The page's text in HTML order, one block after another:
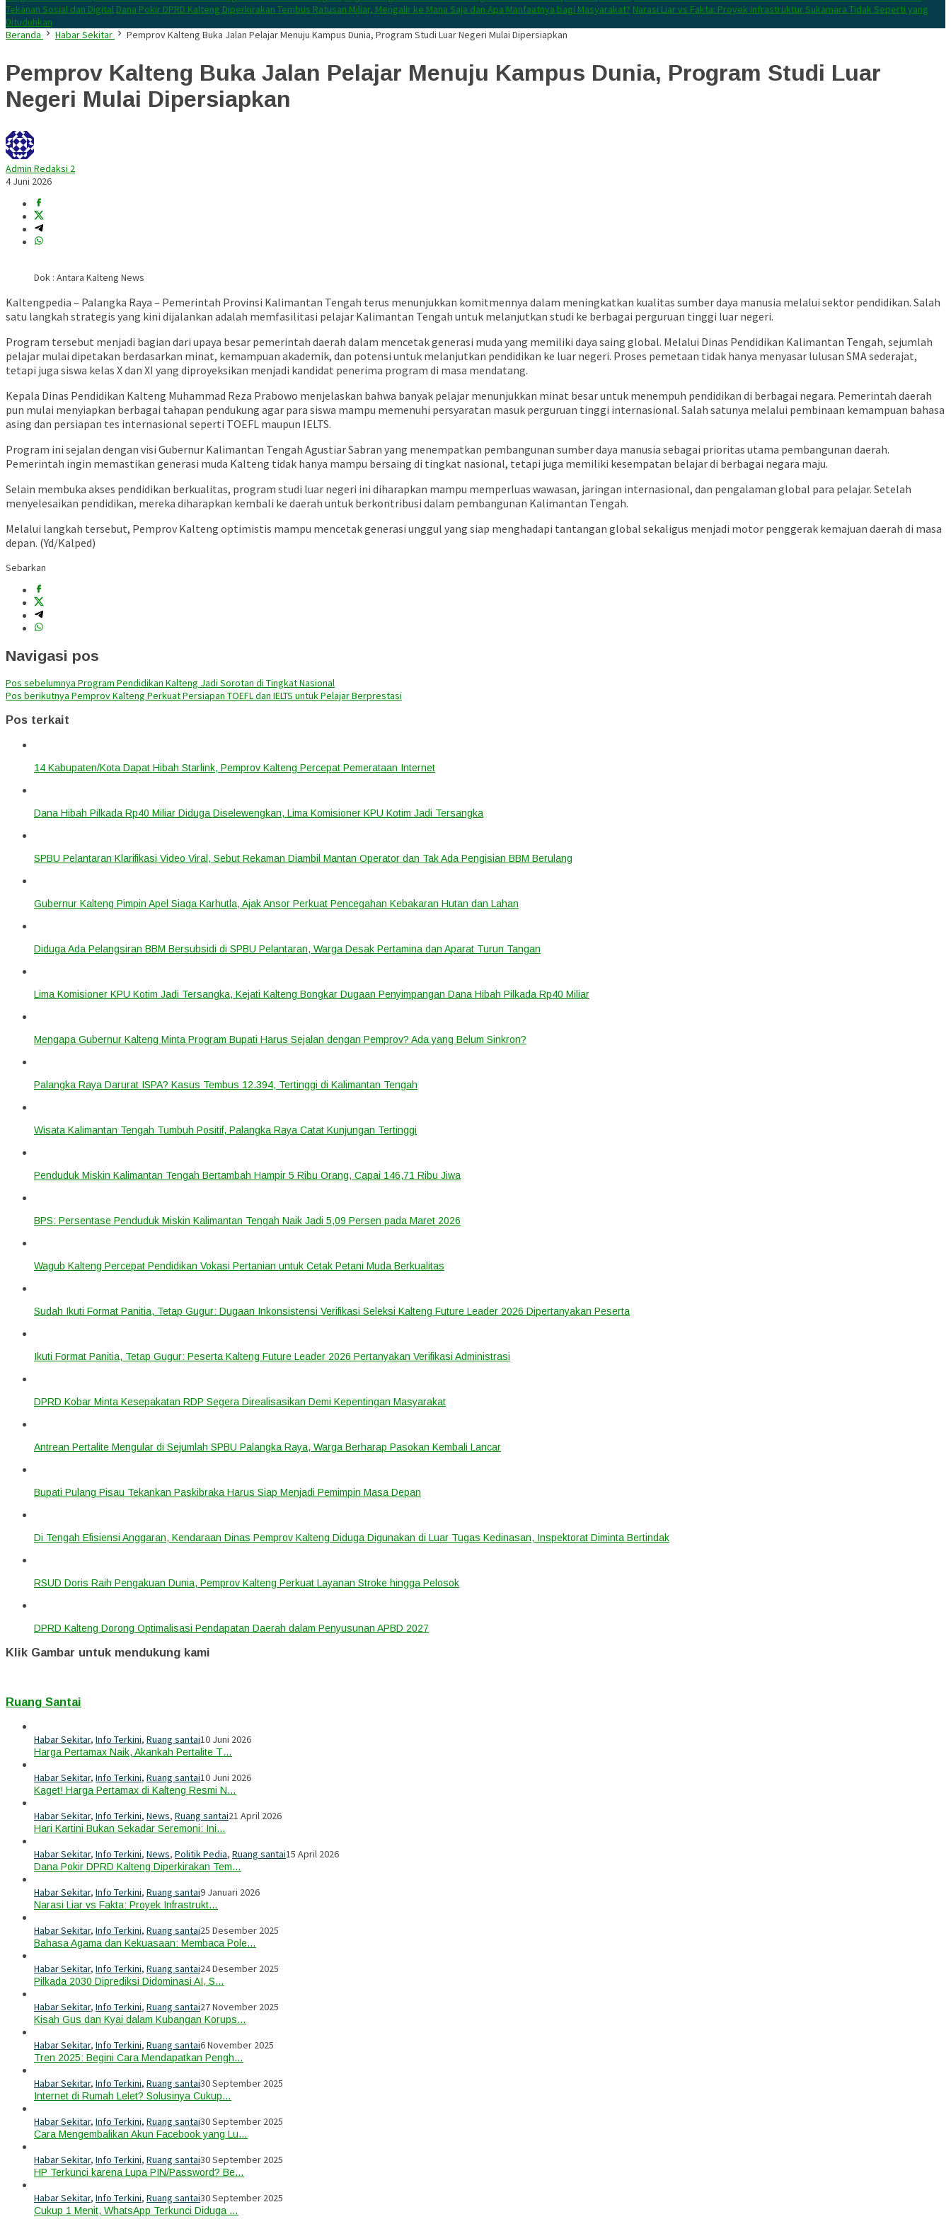
Tekanan Sosial dan Digital Dana Pokir DPRD Kalteng Diperkirakan Tembus Ratusan Miliar, Mengalir ke Mana Saja dan Apa Manfaatnya bagi Masyarakat? Narasi Liar vs Fakta: Proyek Infrastruktur Sukamara Tidak Seperti yang
Dituduhkan
Beranda
Habar Sekitar Pemprov Kalteng Buka Jalan Pelajar Menuju Kampus Dunia, Program Studi Luar Negeri Mulai Dipersiapkan
Pemprov Kalteng Buka Jalan Pelajar Menuju Kampus Dunia, Program Studi Luar
Negeri Mulai Dipersiapkan
Admin Redaksi 2
4 Juni 2026
Dok : Antara Kalteng News
Kaltengpedia – Palangka Raya – Pemerintah Provinsi Kalimantan Tengah terus menunjukkan komitmennya dalam meningkatkan kualitas sumber daya manusia melalui sektor pendidikan. Salah
satu langkah strategis yang kini dijalankan adalah memfasilitasi pelajar Kalimantan Tengah untuk melanjutkan studi ke berbagai perguruan tinggi luar negeri.
Program tersebut menjadi bagian dari upaya besar pemerintah daerah dalam mencetak generasi muda yang memiliki daya saing global. Melalui Dinas Pendidikan Kalimantan Tengah, sejumlah
pelajar mulai dipetakan berdasarkan minat, kemampuan akademik, dan potensi untuk melanjutkan pendidikan ke luar negeri. Proses pemetaan tidak hanya menyasar lulusan SMA sederajat,
tetapi juga siswa kelas X dan XI yang diproyeksikan menjadi kandidat penerima program di masa mendatang.
Kepala Dinas Pendidikan Kalteng Muhammad Reza Prabowo menjelaskan bahwa banyak pelajar menunjukkan minat besar untuk menempuh pendidikan di berbagai negara. Pemerintah daerah
pun mulai menyiapkan berbagai tahapan pendukung agar para siswa mampu memenuhi persyaratan masuk perguruan tinggi internasional. Salah satunya melalui pembinaan kemampuan bahasa
asing dan persiapan tes internasional seperti TOEFL maupun IELTS.
Program ini sejalan dengan visi Gubernur Kalimantan Tengah Agustiar Sabran yang menempatkan pembangunan sumber daya manusia sebagai prioritas utama pembangunan daerah.
Pemerintah ingin memastikan generasi muda Kalteng tidak hanya mampu bersaing di tingkat nasional, tetapi juga memiliki kesempatan belajar di berbagai negara maju.
Selain membuka akses pendidikan berkualitas, program studi luar negeri ini diharapkan mampu memperluas wawasan, jaringan internasional, dan pengalaman global para pelajar. Setelah
menyelesaikan pendidikan, mereka diharapkan kembali ke daerah untuk berkontribusi dalam pembangunan Kalimantan Tengah.
Melalui langkah tersebut, Pemprov Kalteng optimistis mampu mencetak generasi unggul yang siap menghadapi tantangan global sekaligus menjadi motor penggerak kemajuan daerah di masa
depan. (Yd/Kalped)
Sebarkan
Navigasi pos
Pos sebelumnya Program Pendidikan Kalteng Jadi Sorotan di Tingkat Nasional
Pos berikutnya Pemprov Kalteng Perkuat Persiapan TOEFL dan IELTS untuk Pelajar Berprestasi
Pos terkait
14 Kabupaten/Kota Dapat Hibah Starlink, Pemprov Kalteng Percepat Pemerataan Internet
Dana Hibah Pilkada Rp40 Miliar Diduga Diselewengkan, Lima Komisioner KPU Kotim Jadi Tersangka
SPBU Pelantaran Klarifikasi Video Viral, Sebut Rekaman Diambil Mantan Operator dan Tak Ada Pengisian BBM Berulang
Gubernur Kalteng Pimpin Apel Siaga Karhutla, Ajak Ansor Perkuat Pencegahan Kebakaran Hutan dan Lahan
Diduga Ada Pelangsiran BBM Bersubsidi di SPBU Pelantaran, Warga Desak Pertamina dan Aparat Turun Tangan
Lima Komisioner KPU Kotim Jadi Tersangka, Kejati Kalteng Bongkar Dugaan Penyimpangan Dana Hibah Pilkada Rp40 Miliar
Mengapa Gubernur Kalteng Minta Program Bupati Harus Sejalan dengan Pemprov? Ada yang Belum Sinkron?
Palangka Raya Darurat ISPA? Kasus Tembus 12.394, Tertinggi di Kalimantan Tengah
Wisata Kalimantan Tengah Tumbuh Positif, Palangka Raya Catat Kunjungan Tertinggi
Penduduk Miskin Kalimantan Tengah Bertambah Hampir 5 Ribu Orang, Capai 146,71 Ribu Jiwa
BPS: Persentase Penduduk Miskin Kalimantan Tengah Naik Jadi 5,09 Persen pada Maret 2026
Wagub Kalteng Percepat Pendidikan Vokasi Pertanian untuk Cetak Petani Muda Berkualitas
Sudah Ikuti Format Panitia, Tetap Gugur: Dugaan Inkonsistensi Verifikasi Seleksi Kalteng Future Leader 2026 Dipertanyakan Peserta
Ikuti Format Panitia, Tetap Gugur: Peserta Kalteng Future Leader 2026 Pertanyakan Verifikasi Administrasi
DPRD Kobar Minta Kesepakatan RDP Segera Direalisasikan Demi Kepentingan Masyarakat
Antrean Pertalite Mengular di Sejumlah SPBU Palangka Raya, Warga Berharap Pasokan Kembali Lancar
Bupati Pulang Pisau Tekankan Paskibraka Harus Siap Menjadi Pemimpin Masa Depan
Di Tengah Efisiensi Anggaran, Kendaraan Dinas Pemprov Kalteng Diduga Digunakan di Luar Tugas Kedinasan, Inspektorat Diminta Bertindak
RSUD Doris Raih Pengakuan Dunia, Pemprov Kalteng Perkuat Layanan Stroke hingga Pelosok
DPRD Kalteng Dorong Optimalisasi Pendapatan Daerah dalam Penyusunan APBD 2027
Klik Gambar untuk mendukung kami
Ruang Santai
Habar Sekitar, Info Terkini, Ruang santai10 Juni 2026
Harga Pertamax Naik, Akankah Pertalite T…
Habar Sekitar, Info Terkini, Ruang santai10 Juni 2026
Kaget! Harga Pertamax di Kalteng Resmi N…
Habar Sekitar, Info Terkini, News, Ruang santai21 April 2026
Hari Kartini Bukan Sekadar Seremoni: Ini…
Habar Sekitar, Info Terkini, News, Politik Pedia, Ruang santai15 April 2026
Dana Pokir DPRD Kalteng Diperkirakan Tem…
Habar Sekitar, Info Terkini, Ruang santai9 Januari 2026
Narasi Liar vs Fakta: Proyek Infrastrukt…
Habar Sekitar, Info Terkini, Ruang santai25 Desember 2025
Bahasa Agama dan Kekuasaan: Membaca Pole…
Habar Sekitar, Info Terkini, Ruang santai24 Desember 2025
Pilkada 2030 Diprediksi Didominasi AI, S…
Habar Sekitar, Info Terkini, Ruang santai27 November 2025
Kisah Gus dan Kyai dalam Kubangan Korups…
Habar Sekitar, Info Terkini, Ruang santai6 November 2025
Tren 2025: Begini Cara Mendapatkan Pengh…
Habar Sekitar, Info Terkini, Ruang santai30 September 2025
Internet di Rumah Lelet? Solusinya Cukup…
Habar Sekitar, Info Terkini, Ruang santai30 September 2025
Cara Mengembalikan Akun Facebook yang Lu…
Habar Sekitar, Info Terkini, Ruang santai30 September 2025
HP Terkunci karena Lupa PIN/Password? Be…
Habar Sekitar, Info Terkini, Ruang santai30 September 2025
Cukup 1 Menit, WhatsApp Terkunci Diduga …